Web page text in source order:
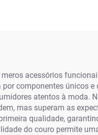
acessórios
componentes únicos
atentos à moda.
mas superam as
qualidade,
do couro permite